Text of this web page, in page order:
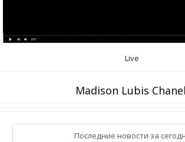
Live
Madison Lubis
Последние новости за